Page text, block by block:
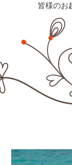
皆様のお